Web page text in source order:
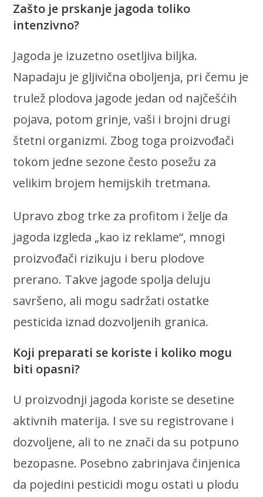
Zašto je prskanje jagoda toliko
intenzivno?
Jagoda je izuzetno osetljiva biljka.
Napadaju je gljivična oboljenja, pri čemu je
trulež plodova jagode jedan od najčešćih
pojava, potom grinje, vaši i brojni drugi
štetni organizmi. Zbog toga proizvođači
tokom jedne sezone često posežu za
velikim brojem hemijskih tretmana.
Upravo zbog trke za profitom i želje da
jagoda izgleda „kao iz reklame“, mnogi
proizvođači rizikuju i beru plodove
prerano. Takve jagode spolja deluju
savršeno, ali mogu sadržati ostatke
pesticida iznad dozvoljenih granica.
Koji preparati se koriste i koliko mogu
biti opasni?
U proizvodnji jagoda koriste se desetine
aktivnih materija. I sve su registrovane i
dozvoljene, ali to ne znači da su potpuno
bezopasne. Posebno zabrinjava činjenica
da pojedini pesticidi mogu ostati u plodu